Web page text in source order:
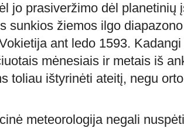
jo prasiveržimo dėl planetinių
sunkios žiemos ilgo
ant ledo 1593.
mėnesiais ir metais iš
toliau ištyrinėti ateitį, negu
meteorologija negali